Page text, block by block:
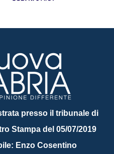
presso il tribunale di
Stampa del 05/07/2019
Enzo Cosentino